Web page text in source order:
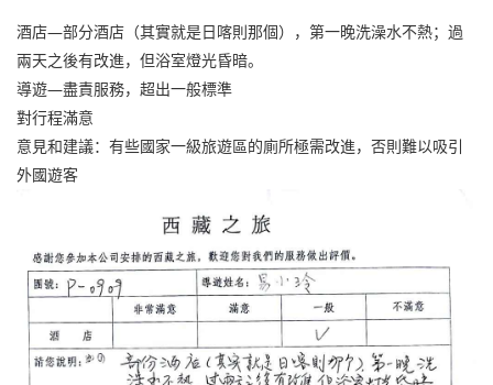
酒店—部分酒店（其實就是日喀則那個），第一晚洗澡水不熱；過
兩天之後有改進，但浴室燈光昏暗。
導遊—盡責服務，超出一般標準
對行程滿意
意見和建議：有些國家一級旅遊區的廁所極需改進，否則難以吸引
外國遊客